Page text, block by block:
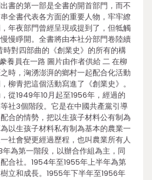
書的第一部是全書的開首部門，而不
全書代表各方面的重要人物，牢牢繚
年夜部門曾經呈現或提到了，但牴觸
慢睜開。全書將由本社分部門卷陸續
時對四部曲的《創業史》的所有的構
養員在一路 圖片由作者供給 二 在柳
時，洶湧澎湃的鄉村一起配合化活動
柳青把這個活動寫進了《創業史》。
從1949年10月起至1956年，經過的
社3個階段。它是在中國共產黨引導
合的情勢，把以生孩子材料公有制為
以生孩子材料私有制為基本的農業一
社會變更經過歷程，也叫農業所有人
為第一階段，以辦合作組為主，同
合社。1954年至1955年上半年為第
立和成長。1955年下半年至1956年